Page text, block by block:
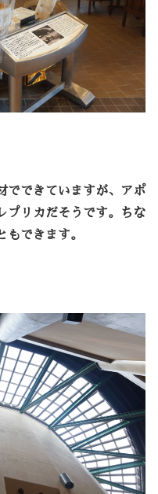
でできていますが、アポ
プリカだそうです。ちな
もできます。